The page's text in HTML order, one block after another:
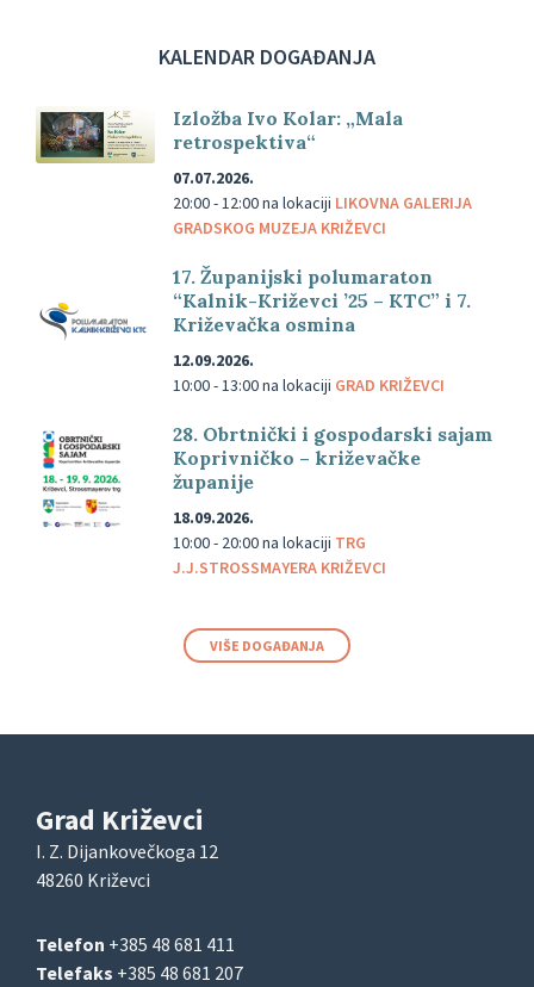
KALENDAR DOGAĐANJA
Izložba Ivo Kolar: „Mala
retrospektiva“
07.07.2026.
20:00 - 12:00na lokaciji LIKOVNA GALERIJA
GRADSKOG MUZEJA KRIŽEVCI
17. Županijski polumaraton
“Kalnik-Križevci ’25 – KTC” i 7.
Križevačka osmina
12.09.2026.
10:00 - 13:00na lokaciji GRAD KRIŽEVCI
28. Obrtnički i gospodarski sajam
Koprivničko – križevačke
županije
18.09.2026.
10:00 - 20:00na lokaciji TRG
J.J.STROSSMAYERA KRIŽEVCI
VIŠE DOGAĐANJA
Grad Križevci
I. Z. Dijankovečkoga 12
48260 Križevci
Telefon +385 48 681 411
Telefaks +385 48 681 207